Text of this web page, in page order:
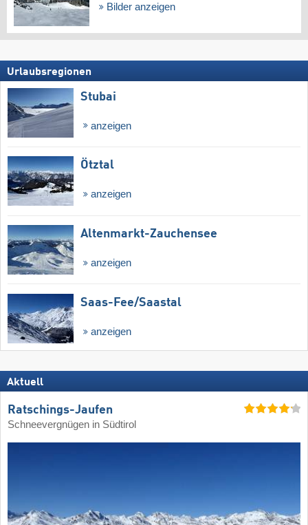
Bilder anzeigen
Urlaubsregionen
Stubai
anzeigen
Ötztal
anzeigen
Altenmarkt-Zauchensee
anzeigen
Saas-Fee/​Saastal
anzeigen
Aktuell
Ratschings-Jaufen
Schneevergnügen in Südtirol